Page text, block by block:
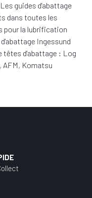
guides d'abattage
dans toutes les
pour la lubrification
Ingessund
têtes d'abattage : Log
AFM, Komatsu